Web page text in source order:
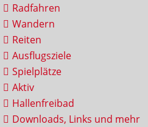
Radfahren
Wandern
Reiten
Ausflugsziele
Spielplätze
Aktiv
Hallenfreibad
Downloads, Links und mehr